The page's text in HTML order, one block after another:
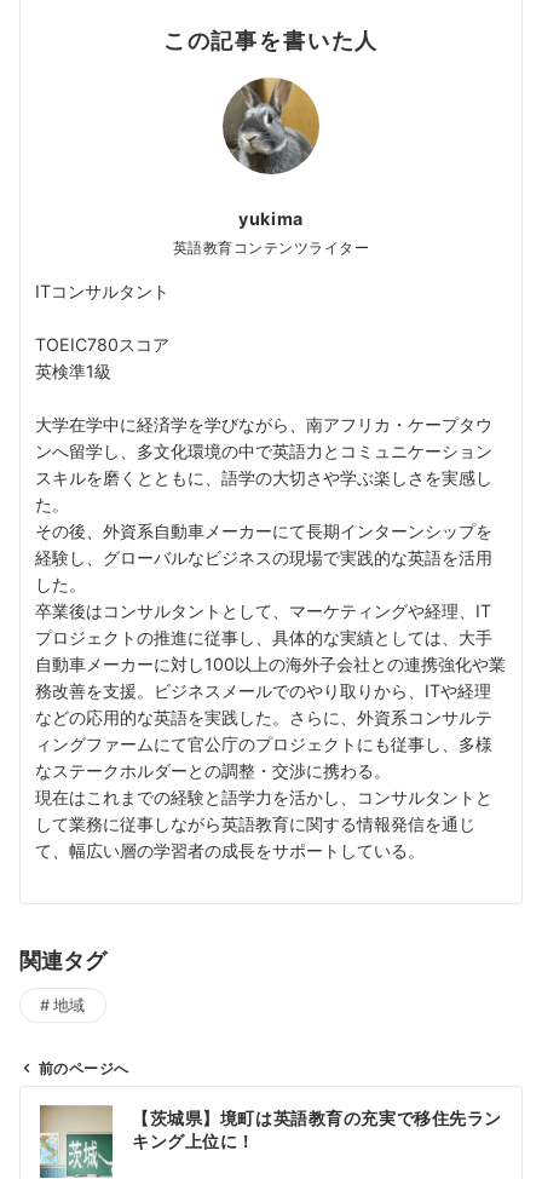
この記事を書いた人
yukima
英語教育コンテンツライター
ITコンサルタント
TOEIC780スコア
英検準1級
大学在学中に経済学を学びながら、南アフリカ・ケープタウ
ンへ留学し、多文化環境の中で英語力とコミュニケーション
スキルを磨くとともに、語学の大切さや学ぶ楽しさを実感し
た。
その後、外資系自動車メーカーにて長期インターンシップを
経験し、グローバルなビジネスの現場で実践的な英語を活用
した。
卒業後はコンサルタントとして、マーケティングや経理、IT
プロジェクトの推進に従事し、具体的な実績としては、大手
自動車メーカーに対し100以上の海外子会社との連携強化や業
務改善を支援。ビジネスメールでのやり取りから、ITや経理
などの応用的な英語を実践した。さらに、外資系コンサルテ
ィングファームにて官公庁のプロジェクトにも従事し、多様
なステークホルダーとの調整・交渉に携わる。
現在はこれまでの経験と語学力を活かし、コンサルタントと
して業務に従事しながら英語教育に関する情報発信を通じ
て、幅広い層の学習者の成長をサポートしている。
関連タグ
地域
前のページへ
【茨城県】境町は英語教育の充実で移住先ラン
キング上位に！